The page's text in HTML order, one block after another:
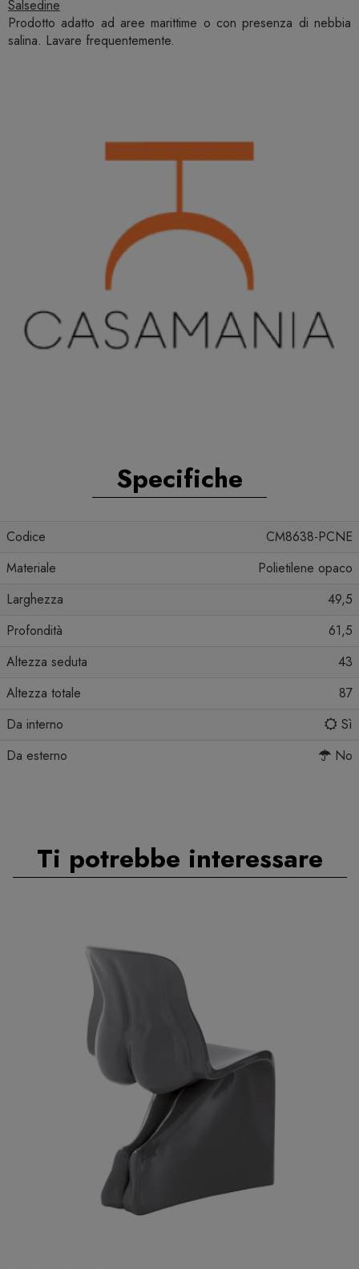
Salsedine
Prodotto adatto ad aree marittime o con presenza di nebbia
salina. Lavare frequentemente.
Specifiche
Codice
CM8638-PCNE
Materiale
Polietilene opaco
Larghezza
49,5
Profondità
61,5
Altezza seduta
43
Altezza totale
87
Da interno
Sì
Da esterno
No
Ti potrebbe interessare